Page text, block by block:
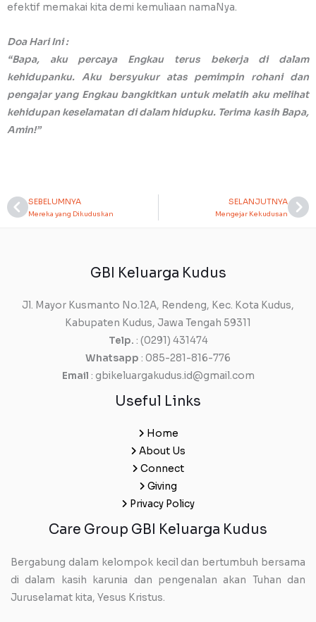
efektif memakai kita demi kemuliaan namaNya.
Doa Hari Ini :
“Bapa, aku percaya Engkau terus bekerja di dalam
kehidupanku. Aku bersyukur atas pemimpin rohani dan
pengajar yang Engkau bangkitkan untuk melatih aku melihat
kehidupan keselamatan di dalam hidupku. Terima kasih Bapa,
Amin!”
Prev
SEBELUMNYA
Mereka yang Dikuduskan
SELANJUTNYA
Mengejar Kekudusan
GBI Keluarga Kudus
Jl. Mayor Kusmanto No.12A, Rendeng, Kec. Kota Kudus,
Kabupaten Kudus, Jawa Tengah 59311
Telp. : (0291) 431474
Whatsapp : 085-281-816-776
Email : gbikeluargakudus.id@gmail.com
Useful Links
Home
About Us
Connect
Giving
Privacy Policy
Care Group GBI Keluarga Kudus
Bergabung dalam kelompok kecil dan bertumbuh bersama
di dalam kasih karunia dan pengenalan akan Tuhan dan
Juruselamat kita, Yesus Kristus.